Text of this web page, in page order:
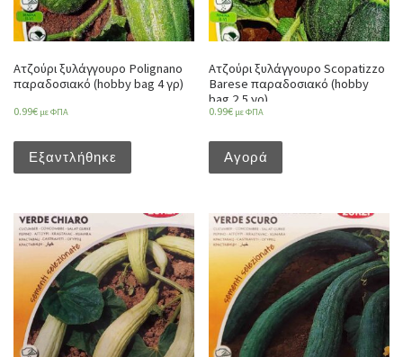
Ατζούρι ξυλάγγουρο Polignano
παραδοσιακό (hobby bag 4 γρ)
0.99€ με ΦΠΑ
Εξαντλήθηκε
Ατζούρι ξυλάγγουρο Scopatizzo
Barese παραδοσιακό (hobby
bag 2,5 γρ)
0.99€ με ΦΠΑ
Αγορά